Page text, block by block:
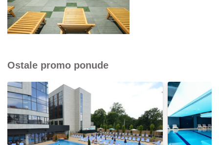
Ostale promo ponude